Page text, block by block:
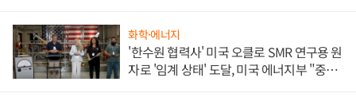
화학·에너지
'한수원 협력사' 미국 오클로 SMR 연구용 원
자로 '임계 상태' 도달, 미국 에너지부 "중요